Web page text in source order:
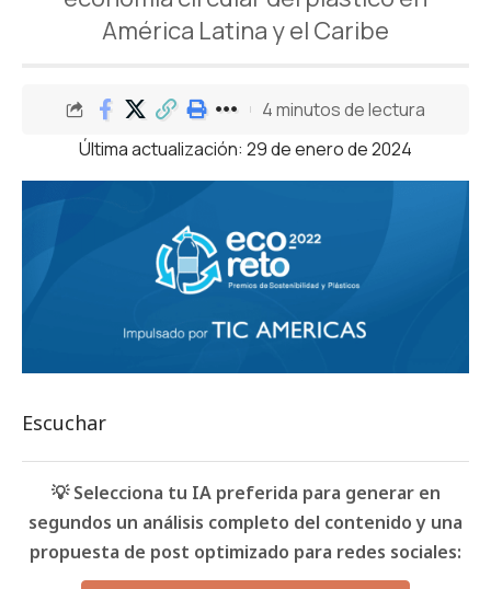
América Latina y el Caribe
Última actualización: 29 de enero de 2024
4 minutos de lectura
Escuchar
💡 Selecciona tu IA preferida para generar en
segundos un análisis completo del contenido y una
propuesta de post optimizado para redes sociales: